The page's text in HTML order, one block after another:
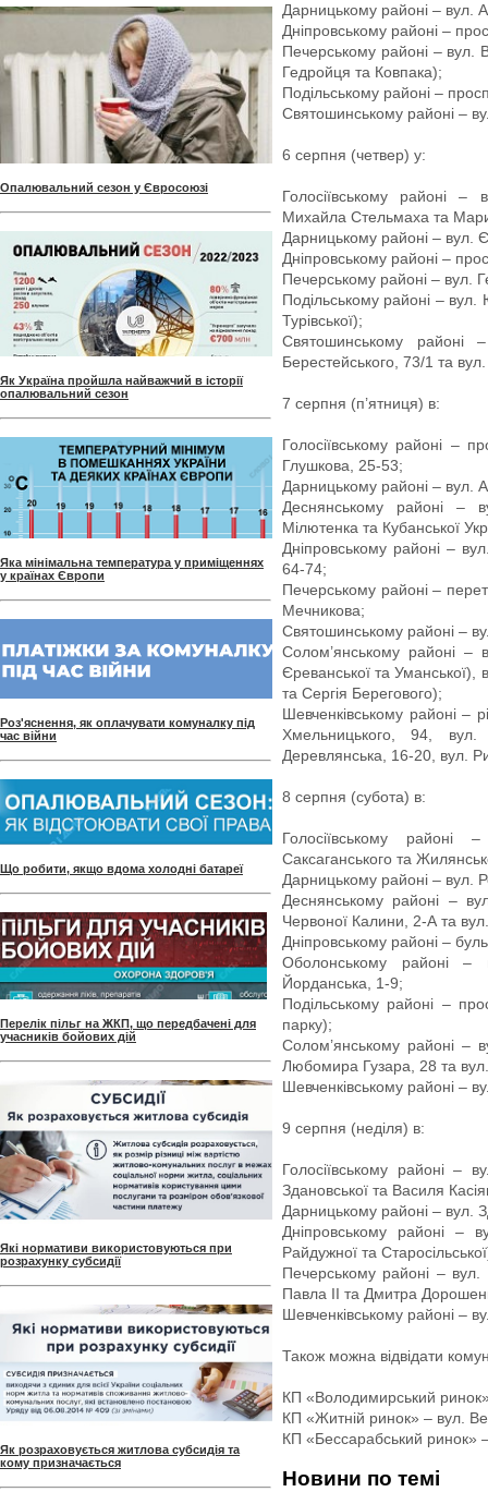
Опалювальний сезон у Євросоюзі
Як Україна пройшла найважчий в історії
опалювальний сезон
Яка мінімальна температура у приміщеннях
у країнах Європи
Роз'яснення, як оплачувати комуналку під
час війни
Що робити, якщо вдома холодні батареї
Перелік пільг на ЖКП, що передбачені для
учасників бойових дій
Які нормативи використовуються при
розрахунку субсидії
Як розраховується житлова субсидія та
кому призначається
Дарницькому районі – вул.
Дніпровському районі –
Печерському районі – вул.
Гедройця та Ковпака);
Подільському районі –
Святошинському районі –
6 серпня (четвер) у:
Голосіївському районі
Михайла Стельмаха та
Дарницькому районі – вул.
Дніпровському районі –
Печерському районі – вул.
Подільському районі – вул.
Турівської);
Святошинському
Берестейського, 73/1 та
7 серпня (п’ятниця) в:
Голосіївському районі –
Глушкова, 25-53;
Дарницькому районі – вул.
Деснянському районі –
Мілютенка та Кубанської
Дніпровському районі –
64-74;
Печерському районі –
Мечникова;
Святошинському районі –
Солом’янському районі –
Єреванської та Уманської),
та Сергія Берегового);
Шевченківському районі –
Хмельницького, 94,
Деревлянська, 16-20, вул.
8 серпня (субота) в:
Голосіївському
Саксаганського та
Дарницькому районі – вул.
Деснянському районі –
Червоної Калини, 2-А та
Дніпровському районі –
Оболонському районі –
Йорданська, 1-9;
Подільському районі –
парку);
Солом’янському районі –
Любомира Гузара, 28 та
Шевченківському районі –
9 серпня (неділя) в:
Голосіївському районі –
Здановської та Василя
Дарницькому районі – вул.
Дніпровському районі –
Райдужної та
Печерському районі –
Павла II та Дмитра
Шевченківському районі –
Також можна відвідати
КП «Володимирський
КП «Житній ринок» – вул.
КП «Бессарабський ринок»
Новини по темі